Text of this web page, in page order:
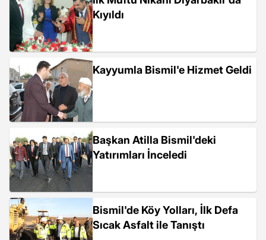
Kıyıldı
Kayyumla Bismil'e Hizmet Geldi
Başkan Atilla Bismil'deki
Yatırımları İnceledi
Bismil'de Köy Yolları, İlk Defa
Sıcak Asfalt ile Tanıştı